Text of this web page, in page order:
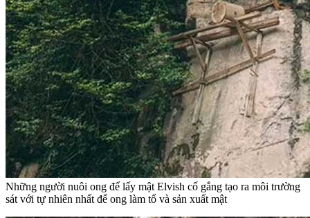
Những người nuôi ong để lấy mật Elvish cố gắng tạo ra môi trường
sát với tự nhiên nhất để ong làm tổ và sản xuất mật